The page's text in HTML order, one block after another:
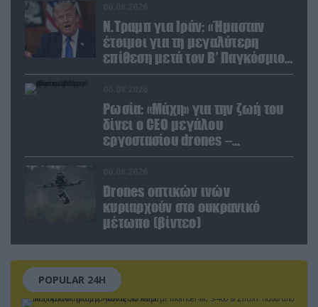
Ν.Τραμπ για Ιράν: «Ήμασταν
έτοιμοι για τη μεγαλύτερη
επίθεση μετά τον Β’ Παγκόσμιο
Πόλεμο» (βίντεο)
Ρωσία: «Μάχη» για την ζωή του
δίνει ο CEO μεγάλου
εργοστασίου drones –
Ανατίναξαν το αυτοκίνητό του!
Drones οπτικών ινών
κυριαρχούν στο ουκρανικό
μέτωπο (βίντεο)
POPULAR 24H